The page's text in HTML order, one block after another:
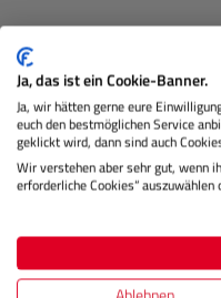
Preis
Ja, das ist ein Cookie-Banner.
Ja, wir hätten gerne eure
euch den bestmöglichen Service
geklickt wird, dann sind auch
Wir verstehen aber sehr gut, wenn
erforderliche Cookies“